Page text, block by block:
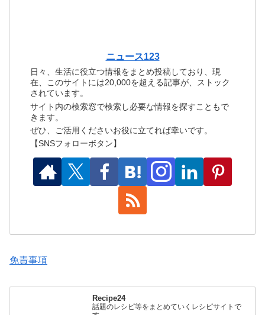
ニュース123
日々、生活に役立つ情報をまとめ投稿しており、現
在、このサイトには20,000を超える記事が、ストック
されています。
サイト内の検索窓で検索し必要な情報を探すこともで
きます。
ぜひ、ご活用くださいお役に立てれば幸いです。
【SNSフォローボタン】
免責事項
Recipe24
話題のレシピ等をまとめていくレシピサイトで